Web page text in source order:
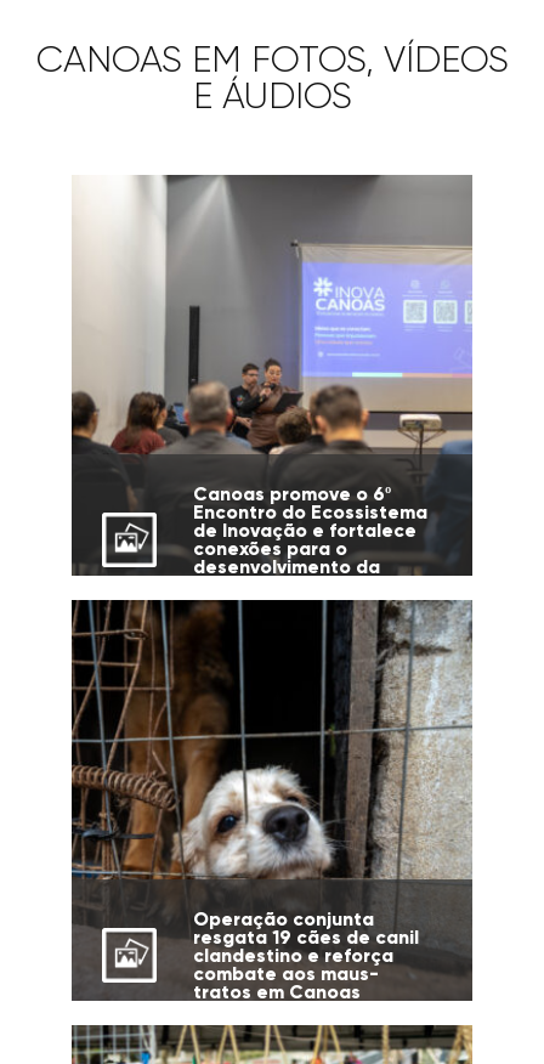
CANOAS EM FOTOS, VÍDEOS
E ÁUDIOS
Canoas promove o 6º
Encontro do Ecossistema
de Inovação e fortalece
conexões para o
desenvolvimento da
Operação conjunta
resgata 19 cães de canil
clandestino e reforça
combate aos maus-
tratos em Canoas